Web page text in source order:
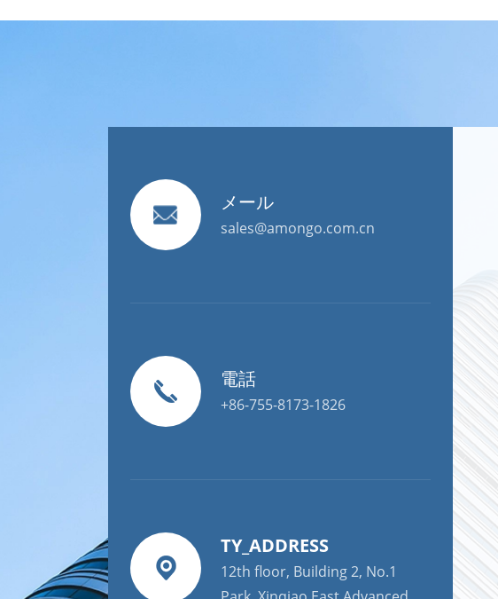
メール
sales@amongo.com.cn
電話
+86-755-8173-1826
TY_ADDRESS
12th floor, Building 2, No.1